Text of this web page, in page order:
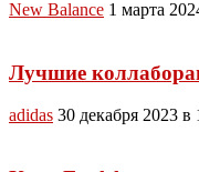
New Balance 1 марта
Лучшие
adidas 30 декабря 2023 в